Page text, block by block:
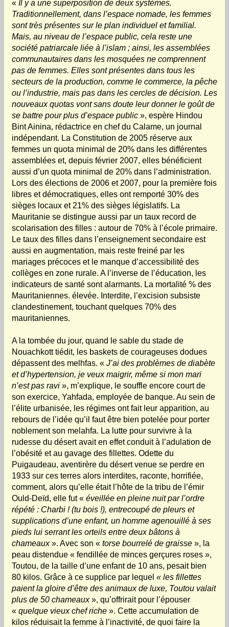
« Il y a une superposition de deux systèmes.
Traditionnellement, dans l’espace nomade, les femmes
sont très présentes sur le plan individuel et familial.
Mais, au niveau de l’espace public, cela reste une
société patriarcale liée à l’islam ; ainsi, les assemblées
communautaires dans les mosquées ne comprennent
pas de femmes. Elles sont présentes dans tous les
secteurs de la production, comme le commerce, la pêche
ou l’industrie, mais pas dans les cercles de décision. Les
nouveaux quotas vont sans doute leur donner le goût de
se battre pour plus d’espace public », espère Hindou
Bint Ainina, rédactrice en chef du Calame, un journal
indépendant. La Constitution de 2005 réserve aux
femmes un quota minimal de 20% dans les différentes
assemblées et, depuis février 2007, elles bénéficient
aussi d’un quota minimal de 20% dans l’administration.
Lors des élections de 2006 et 2007, pour la première fois
libres et démocratiques, elles ont remporté 30% des
sièges locaux et 21% des sièges législatifs. La
Mauritanie se distingue aussi par un taux record de
scolarisation des filles : autour de 70% à l’école primaire.
Le taux des filles dans l’enseignement secondaire est
aussi en augmentation, mais reste freiné par les
mariages précoces et le manque d’accessibilité des
collèges en zone rurale. A l’inverse de l’éducation, les
indicateurs de santé sont alarmants. La mortalité % des
Mauritaniennes. élevée. Interdite, l’excision subsiste
clandestinement, touchant quelques 70% des
mauritaniennes.
A la tombée du jour, quand le sable du stade de
Nouachkott tiédit, les baskets de courageuses dodues
dépassent des melhfas. « J’ai des problèmes de diabète
et d’hypertension, je veux maigrir, même si mon mari
n’est pas ravi », m’explique, le souffle encore court de
son exercice, Yahfada, employée de banque. Au sein de
l’élite urbanisée, les régimes ont fait leur apparition, au
rebours de l’idée qu’il faut être bien potelée pour porter
noblement son melahfa. La lutte pour survivre à la
rudesse du désert avait en effet conduit à l’adulation de
l’obésité et au gavage des fillettes. Odette du
Puigaudeau, aventirère du désert venue se perdre en
1933 sur ces terres alors interdites, raconte, horrifiée,
comment, alors qu’elle était l’hôte de la tribu de l’émir
Ould-Deïd, elle fut « éveillée en pleine nuit par l’ordre
répété : Charbi ! (tu bois !), entrecoupé de pleurs et
supplications d’une enfant, un homme agenouillé à ses
pieds lui serrant les orteils entre deux bâtons à
chameaux». Avec son « torse bourrelé de graisse », la
peau distendue « fendillée de minces gerçures roses »,
Toutou, de la taille d’une enfant de 10 ans, pesait bien
80 kilos. Grâce à ce supplice par lequel « les fillettes
paient la gloire d’être des animaux de luxe, Toutou valait
plus de 50 chameaux», qu’offrirait pour l’épouser
« quelque vieux chef riche ». Cette accumulation de
kilos réduisait la femme à l’inactivité, de quoi faire la